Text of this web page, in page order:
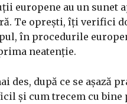
europene au un sunet
Te oprești, îți verifici
în procedurile
neatenție.
des, după ce se așază
și cum trecem cu bine